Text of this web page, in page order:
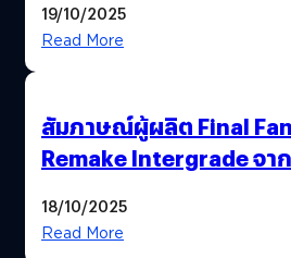
พาณิชย์ร่วมชูความสำเร็จ
19/10/2025
Read More
สัมภาษณ์ผู้ผลิต Final
Remake Intergrade จา
18/10/2025
Read More